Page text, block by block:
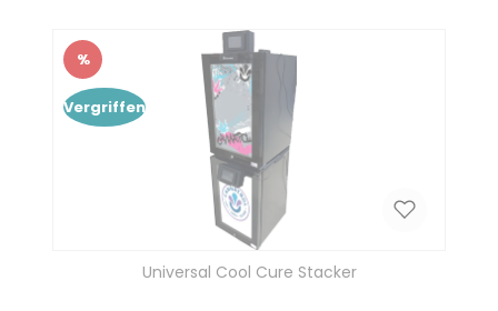
Rabatt
%
Vergriffen
Universal Cool Cure Stacker